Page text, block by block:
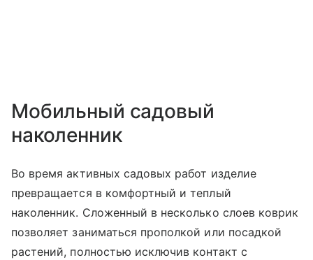
Мобильный садовый
наколенник
Во время активных садовых работ изделие
превращается в комфортный и теплый
наколенник. Сложенный в несколько слоев коврик
позволяет заниматься прополкой или посадкой
растений, полностью исключив контакт с